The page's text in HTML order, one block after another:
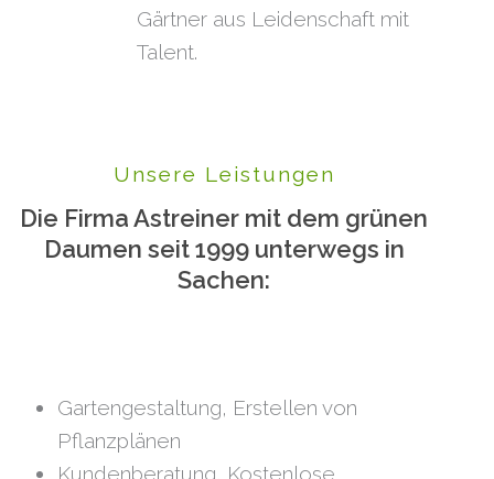
Gärtner aus Leidenschaft mit
Talent.
Unsere Leistungen
Die Firma Astreiner mit dem grünen
Daumen seit 1999 unterwegs in
Sachen:
Gartengestaltung, Erstellen von
Pflanzplänen
Kundenberatung, Kostenlose